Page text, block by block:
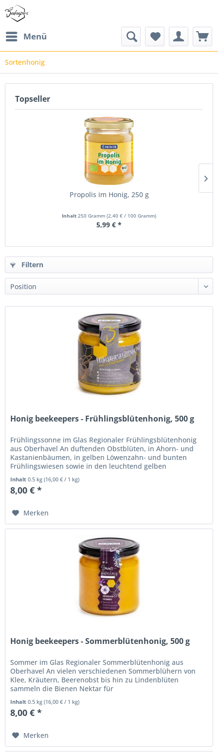
Menü
Sortenhonig
Topseller
Propolis im Honig, 250 g
Inhalt 250 Gramm (2,40 € / 100 Gramm)
5,99 € *
Filtern
Honig beekeepers - Frühlingsblütenhonig, 500 g
Frühlingssonne im Glas Regionaler Frühlingsblütenhonig
aus Oberhavel An duftenden Obstblüten, in Ahorn- und
Kastanienbäumen, in gelben Löwenzahn- und bunten
Frühlingswiesen sowie in den leuchtend gelben
Inhalt0.5 kg(16,00 € / 1 kg)
8,00 € *
Merken
Honig beekeepers - Sommerblütenhonig, 500 g
Sommer im Glas Regionaler Sommerblütenhonig aus
Oberhavel An vielen verschiedenen Sommerblühern von
Klee, Kräutern, Beerenobst bis hin zu Lindenblüten
sammeln die Bienen Nektar für
den...
Inhalt0.5 kg(16,00 € / 1 kg)
8,00 € *
Merken